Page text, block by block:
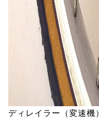
ディレイラー（変速機